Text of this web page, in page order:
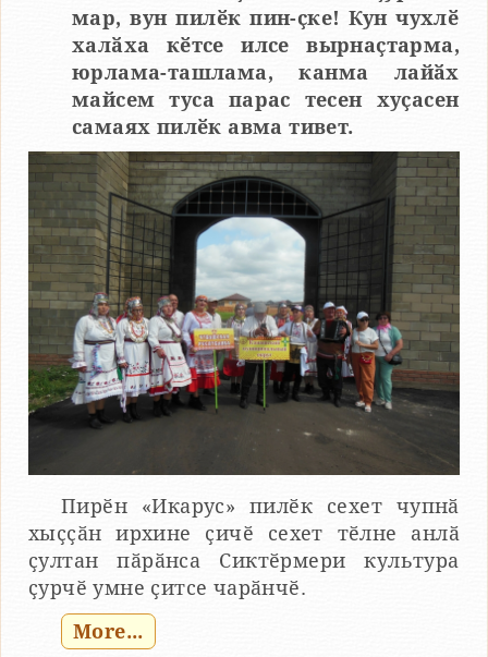
мар, вун пилӗк пин-ҫке! Кун чухлӗ
халӑха кӗтсе илсе вырнаҫтарма,
юрлама-ташлама, канма лайӑх
майсем туса парас тесен хуҫасен
самаях пилӗк авма тивет.
Пирӗн «Икарус» пилӗк сехет чупнӑ
хыҫҫӑн ирхине ҫичӗ сехет тӗлне анлӑ
ҫултан пӑрӑнса Сиктӗрмери культура
ҫурчӗ умне ҫитсе чарӑнчӗ.
More...